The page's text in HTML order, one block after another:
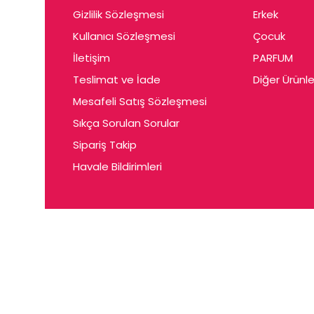
Gizlilik Sözleşmesi
Kullanıcı Sözleşmesi
İletişim
Teslimat ve İade
Mesafeli Satış Sözleşmesi
Sıkça Sorulan Sorular
Sipariş Takip
Havale Bildirimleri
Erkek
Çocuk
PARFUM
Diğer